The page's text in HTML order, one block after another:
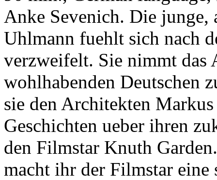
Anke Sevenich. Die junge,
Uhlmann fuehlt sich nach
verzweifelt. Sie nimmt das
wohlhabenden Deutschen
sie den Architekten
Geschichten ueber ihren
den Filmstar Knuth
macht ihr der Filmstar